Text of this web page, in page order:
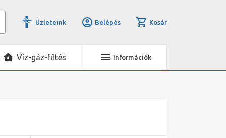
Üzleteink Belépés Kosár
Víz-gáz-fűtés Információk